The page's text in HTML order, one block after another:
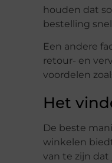
houden dat
bestelling
Een andere
retour- en
voordelen
Het
De beste
winkelen
van te zijn